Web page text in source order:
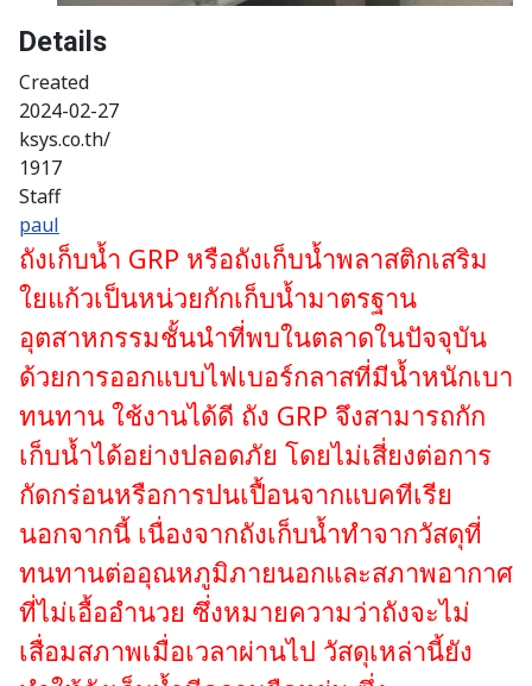
Details
Created
2024-02-27
ksys.co.th/
1917
Staff
paul
ถังเก็บน้ำ GRP หรือถังเก็บน้ำพลาสติกเสริม
ใยแก้วเป็นหน่วยกักเก็บน้ำมาตรฐาน
อุตสาหกรรมชั้นนำที่พบในตลาดในปัจจุบัน
ด้วยการออกแบบไฟเบอร์กลาสที่มีน้ำหนักเบา
ทนทาน ใช้งานได้ดี ถัง GRP จึงสามารถกัก
เก็บน้ำได้อย่างปลอดภัย โดยไม่เสี่ยงต่อการ
กัดกร่อนหรือการปนเปื้อนจากแบคทีเรีย
นอกจากนี้ เนื่องจากถังเก็บน้ำทำจากวัสดุที่
ทนทานต่ออุณหภูมิภายนอกและสภาพอากาศ
ที่ไม่เอื้ออำนวย ซึ่งหมายความว่าถังจะไม่
เสื่อมสภาพเมื่อเวลาผ่านไป วัสดุเหล่านี้ยัง